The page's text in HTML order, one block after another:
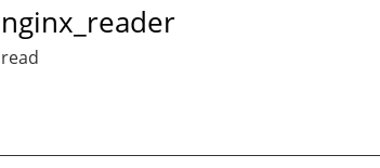
nginx_reader
read